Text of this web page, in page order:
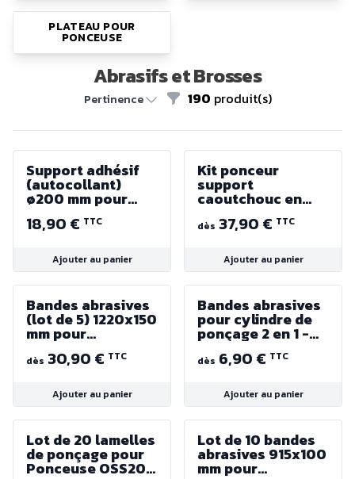
PLATEAU POUR
PONCEUSE
Abrasifs et Brosses
Pertinence Filtres
190 produit(s)
Support adhésif
(autocollant)
ø200 mm pour
disques velcro
18,90 € TTC
Ajouter au panier
Kit ponceur
support
caoutchouc en
ø60 x 30 mm ou
ø80 x 50 mm
dès 37,90 € TTC
Ajouter au panier
Bandes abrasives
(lot de 5) 1220x150
mm pour
ponceuses BT1220
et BT1220TOP
dès 30,90 € TTC
Ajouter au panier
Bandes abrasives
pour cylindre de
ponçage 2 en 1 -
Différents Grains -
LE RAVAGEUR
dès 6,90 € TTC
Ajouter au panier
Lot de 20 lamelles
de ponçage pour
Ponceuse OSS200
Lot de 10 bandes
abrasives 915x100
mm pour